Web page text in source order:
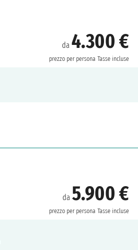
da 4.300 €
prezzo per persona Tasse incluse
da 5.900 €
prezzo per persona Tasse incluse